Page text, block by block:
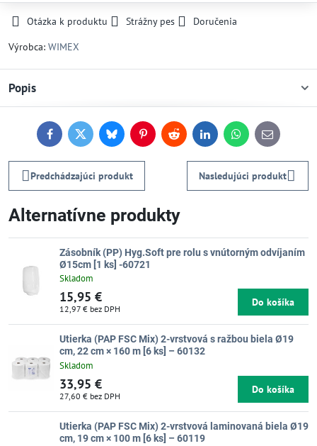
Otázka k produktu Strážny pes
Doručenia
Výrobca: WIMEX
Popis
FacebookTwitterBlueskyPinterestReddit LinkedInWhatsApp
E-
mail
Predchádzajúci produkt Nasledujúci produkt
Alternatívne produkty
Zásobník (PP) Hyg.Soft pre rolu s vnútorným odvíjaním
Ø15cm [1 ks] -60721
Skladom
15,95 €
12,97 € bez DPH
Do košíka
Utierka (PAP FSC Mix) 2-vrstvová s ražbou biela Ø19
cm, 22 cm × 160 m [6 ks] – 60132
Skladom
33,95 €
27,60 € bez DPH
Do košíka
Utierka (PAP FSC Mix) 2-vrstvová laminovaná biela Ø19
cm, 19 cm × 100 m [6 ks] – 60119